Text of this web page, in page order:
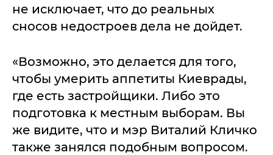
не исключает, что до реальных
сносов недостроев дела не дойдет.
«Возможно, это делается для того,
чтобы умерить аппетиты Киеврады,
где есть застройщики. Либо это
подготовка к местным выборам. Вы
же видите, что и мэр Виталий Кличко
также занялся подобным вопросом.